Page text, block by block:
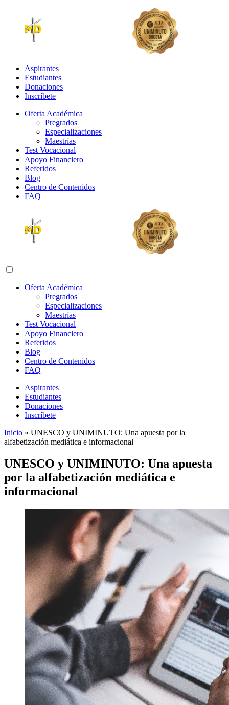
Aspirantes
Estudiantes
Donaciones
Inscríbete
Oferta Académica
Pregrados
Especializaciones
Maestrías
Test Vocacional
Apoyo Financiero
Referidos
Blog
Centro de Contenidos
FAQ
Abrir menú de navegación
Oferta Académica
Pregrados
Especializaciones
Maestrías
Test Vocacional
Apoyo Financiero
Referidos
Blog
Centro de Contenidos
FAQ
Aspirantes
Estudiantes
Donaciones
Inscríbete
Inicio » UNESCO y UNIMINUTO: Una apuesta por la
alfabetización mediática e informacional
UNESCO y UNIMINUTO: Una apuesta
por la alfabetización mediática e
informacional